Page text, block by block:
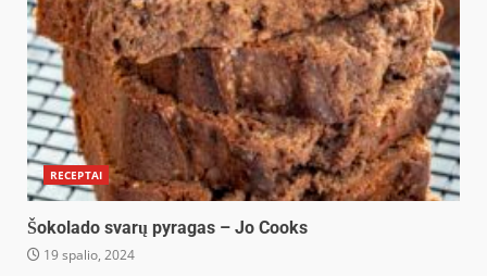
RECEPTAI
Šokolado svarų pyragas – Jo Cooks
19 spalio, 2024